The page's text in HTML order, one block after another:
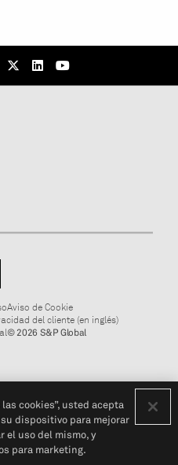
Aviso de Cookie
del cliente (en inglés)
© 2026 S&P Global
cookies”, usted acepta
dispositivo para mejorar
el uso del mismo, y
para marketing.